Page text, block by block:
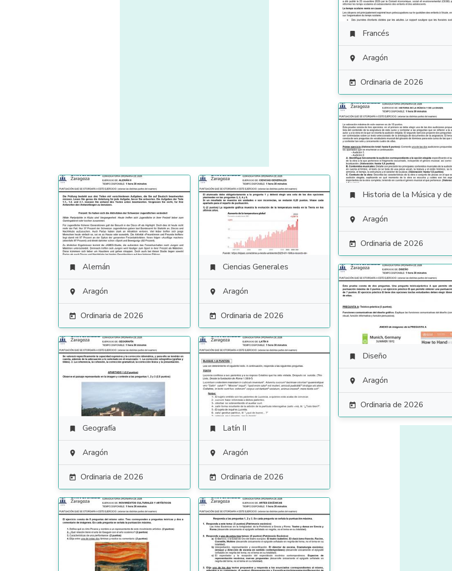
 Francés
 Aragón
 Ordinaria de 2026
 Historia de la Música y de la Danza
 Aragón
 Ordinaria de 2026
 Alemán
 Aragón
 Ordinaria de 2026
 Ciencias Generales
 Aragón
 Ordinaria de 2026
 Diseño
 Aragón
 Ordinaria de 2026
 Geografía
 Aragón
 Ordinaria de 2026
 Latín II
 Aragón
 Ordinaria de 2026